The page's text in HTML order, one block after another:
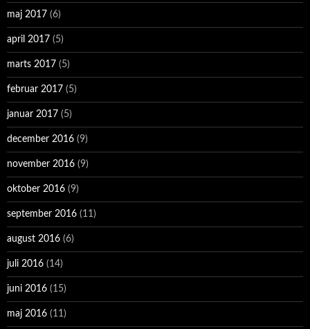
maj 2017 (6)
april 2017 (5)
marts 2017 (5)
februar 2017 (5)
januar 2017 (5)
december 2016 (9)
november 2016 (9)
oktober 2016 (9)
september 2016 (11)
august 2016 (6)
juli 2016 (14)
juni 2016 (15)
maj 2016 (11)